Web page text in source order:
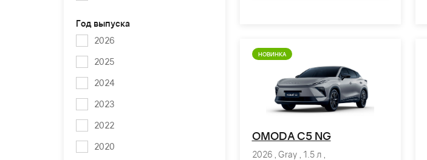
Год выпуска
2026
2025
2024
2023
2022
2020
НОВИНКА
OMODA C5 NG
2026 , Gray , 1.5 л ,